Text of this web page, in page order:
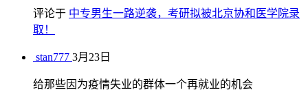
评论于 中专男生一路逆袭，考研拟被北京协和医学院录
取！
stan777 3月23日
给那些因为疫情失业的群体一个再就业的机会